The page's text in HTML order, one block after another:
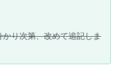
り次第、改めて追記しま